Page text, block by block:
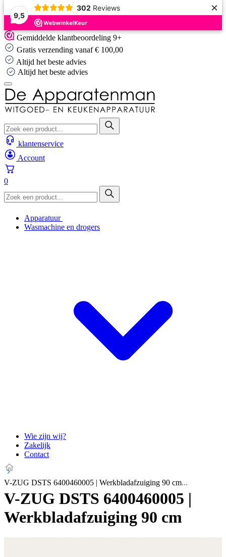
9,5
302 Reviews ×
Skip
to
content
Gemiddelde klantbeoordeling 9+
Gratis verzending vanaf € 100,00
Altijd het beste advies
Altijd het beste advies
klantenservice
Account
0
Apparatuur
Wasmachine en drogers
Wie zijn wij?
Zakelijk
Contact
V-ZUG DSTS 6400460005 | Werkbladafzuiging 90 cm
V-ZUG DSTS 6400460005 |
Werkbladafzuiging 90 cm